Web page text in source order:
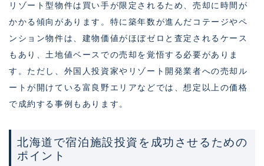
リゾート型物件は買い手が限定されるため、売却に時間が
かかる傾向があります。特に築年数が進んだコテージやペ
ンション物件は、建物価値がほぼゼロと査定されるケース
もあり、土地値ベースでの売却を覚悟する必要がありま
す。ただし、外国人投資家やリゾート開発業者への売却ル
ートが開けている富良野エリアなどでは、想定以上の価格
で成約する事例もあります。
北海道で宿泊施設投資を成功させるための
ポイント